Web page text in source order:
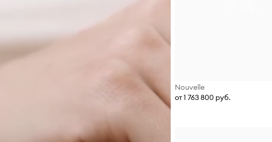
Nouvelle
от 1 763 800 руб.